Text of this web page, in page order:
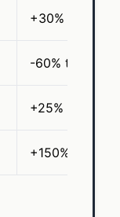
+30% de
-60% temps
+25% de
+150% de